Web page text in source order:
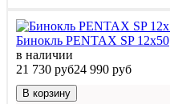
Бинокль PENTAX SP 12x50
в наличии
21 730 руб24 990 руб
В корзину